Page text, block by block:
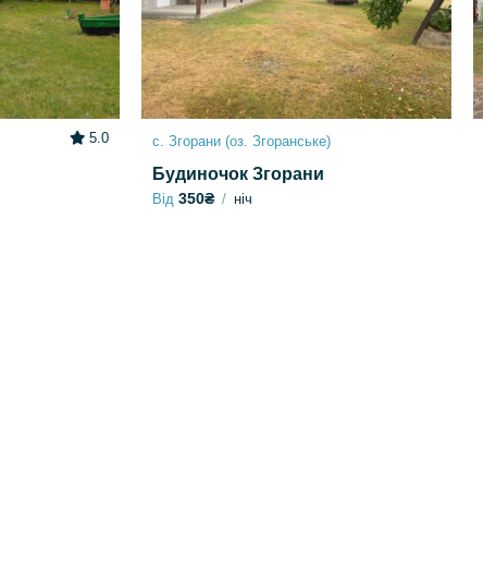
5.0 с. Згорани (оз. Згоранське)
Будиночок Згорани
Від 350₴ ніч